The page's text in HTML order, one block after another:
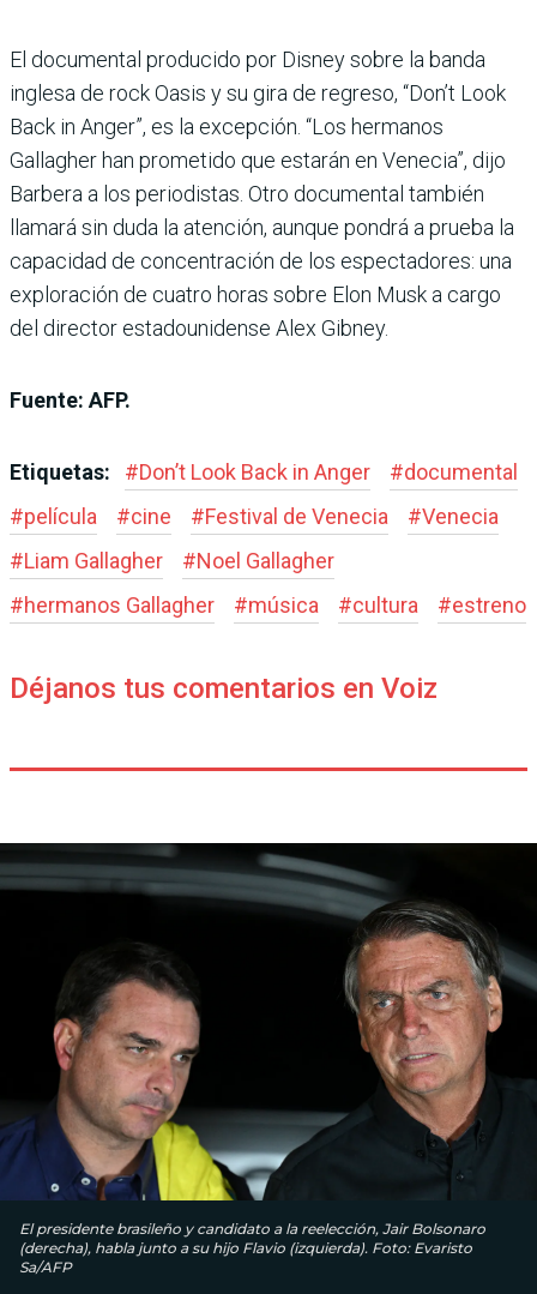
El documental producido por Disney sobre la banda
inglesa de rock Oasis y su gira de regreso, “Don’t Look
Back in Anger”, es la excepción. “Los hermanos
Gallagher han prometido que estarán en Venecia”, dijo
Barbera a los periodistas. Otro documental también
llamará sin duda la atención, aunque pondrá a prueba la
capacidad de concentración de los espectadores: una
exploración de cuatro horas sobre Elon Musk a cargo
del director estadounidense Alex Gibney.
Fuente: AFP.
Etiquetas: #Don’t Look Back in Anger #documental
#película #cine #Festival de Venecia #Venecia
#Liam Gallagher #Noel Gallagher
#hermanos Gallagher #música #cultura #estreno
Déjanos tus comentarios en Voiz
El presidente brasileño y candidato a la reelección, Jair Bolsonaro
(derecha), habla junto a su hijo Flavio (izquierda). Foto: Evaristo
Sa/AFP